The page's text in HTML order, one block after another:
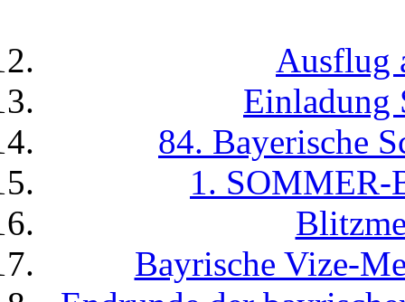
Ausflug
Einladung
84. Bayerische
1.
Bayrische Vize-